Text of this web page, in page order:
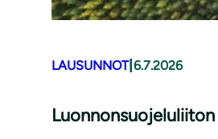
LAUSUNNOT| 6.7.2026